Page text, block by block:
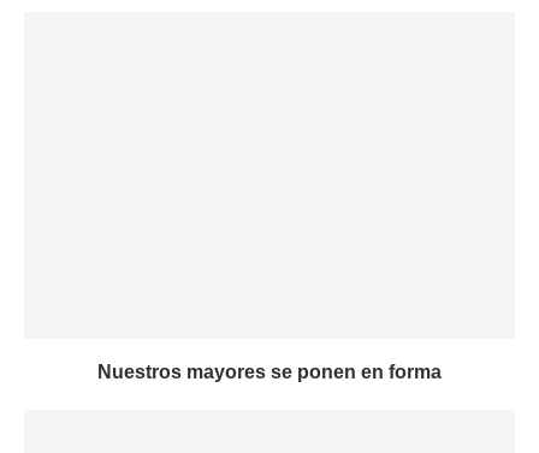
Nuestros mayores se ponen en forma